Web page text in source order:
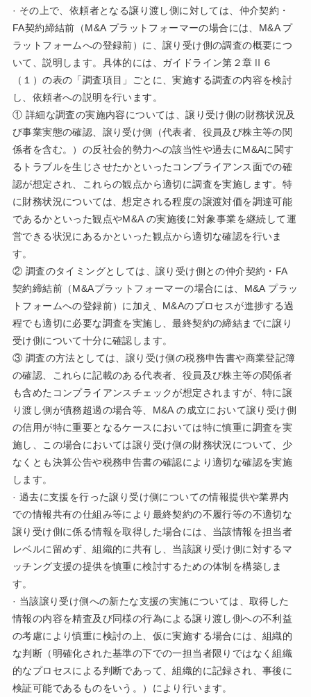
· その上で、依頼者となる譲り渡し側に対しては、仲介契約・
FA契約締結前（M&A プラットフォーマーの場合には、M&A プ
ラットフォームへの登録前）に、譲り受け側の調査の概要につ
いて、説明します。具体的には、ガイドライン第２章Ⅱ６
（１）の表の「調査項目」ごとに、実施する調査の内容を検討
し、依頼者への説明を行います。
① 詳細な調査の実施内容については、譲り受け側の財務状況及
び事業実態の確認、譲り受け側（代表者、役員及び株主等の関
係者を含む。）の反社会的勢力への該当性や過去にM&Aに関す
るトラブルを生じさせたかといったコンプライアンス面での確
認が想定され、これらの観点から適切に調査を実施します。特
に財務状況については、想定される程度の譲渡対価を調達可能
であるかといった観点やM&A の実施後に対象事業を継続して運
営できる状況にあるかといった観点から適切な確認を行いま
す。
② 調査のタイミングとしては、譲り受け側との仲介契約・FA
契約締結前（M&Aプラットフォーマーの場合には、M&A プラッ
トフォームへの登録前）に加え、M&Aのプロセスが進捗する過
程でも適切に必要な調査を実施し、最終契約の締結までに譲り
受け側について十分に確認します。
③ 調査の方法としては、譲り受け側の税務申告書や商業登記簿
の確認、これらに記載のある代表者、役員及び株主等の関係者
も含めたコンプライアンスチェックが想定されますが、特に譲
り渡し側が債務超過の場合等、M&A の成立において譲り受け側
の信用が特に重要となるケースにおいては特に慎重に調査を実
施し、この場合においては譲り受け側の財務状況について、少
なくとも決算公告や税務申告書の確認により適切な確認を実施
します。
· 過去に支援を行った譲り受け側についての情報提供や業界内
での情報共有の仕組み等により最終契約の不履行等の不適切な
譲り受け側に係る情報を取得した場合には、当該情報を担当者
レベルに留めず、組織的に共有し、当該譲り受け側に対するマ
ッチング支援の提供を慎重に検討するための体制を構築しま
す。
· 当該譲り受け側への新たな支援の実施については、取得した
情報の内容を精査及び同様の行為による譲り渡し側への不利益
の考慮により慎重に検討の上、仮に実施する場合には、組織的
な判断（明確化された基準の下での一担当者限りではなく組織
的なプロセスによる判断であって、組織的に記録され、事後に
検証可能であるものをいう。）により行います。